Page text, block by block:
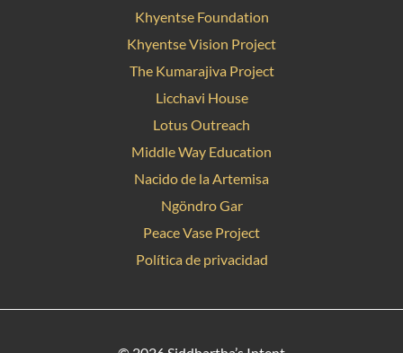
Khyentse Foundation
Khyentse Vision Project
The Kumarajiva Project
Licchavi House
Lotus Outreach
Middle Way Education
Nacido de la Artemisa
Ngöndro Gar
Peace Vase Project
Política de privacidad